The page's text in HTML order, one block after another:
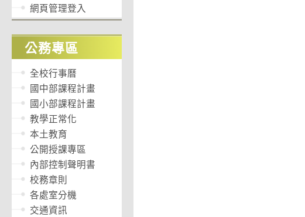
網頁管理登入
公務專區
全校行事曆
國中部課程計畫
國小部課程計畫
教學正常化
本土教育
公開授課專區
內部控制聲明書
校務章則
各處室分機
交通資訊